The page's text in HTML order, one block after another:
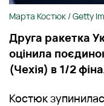
Марта Костюк / Getty
Друга ракетка
оцінила
(Чехія) в 1/2
Костюк